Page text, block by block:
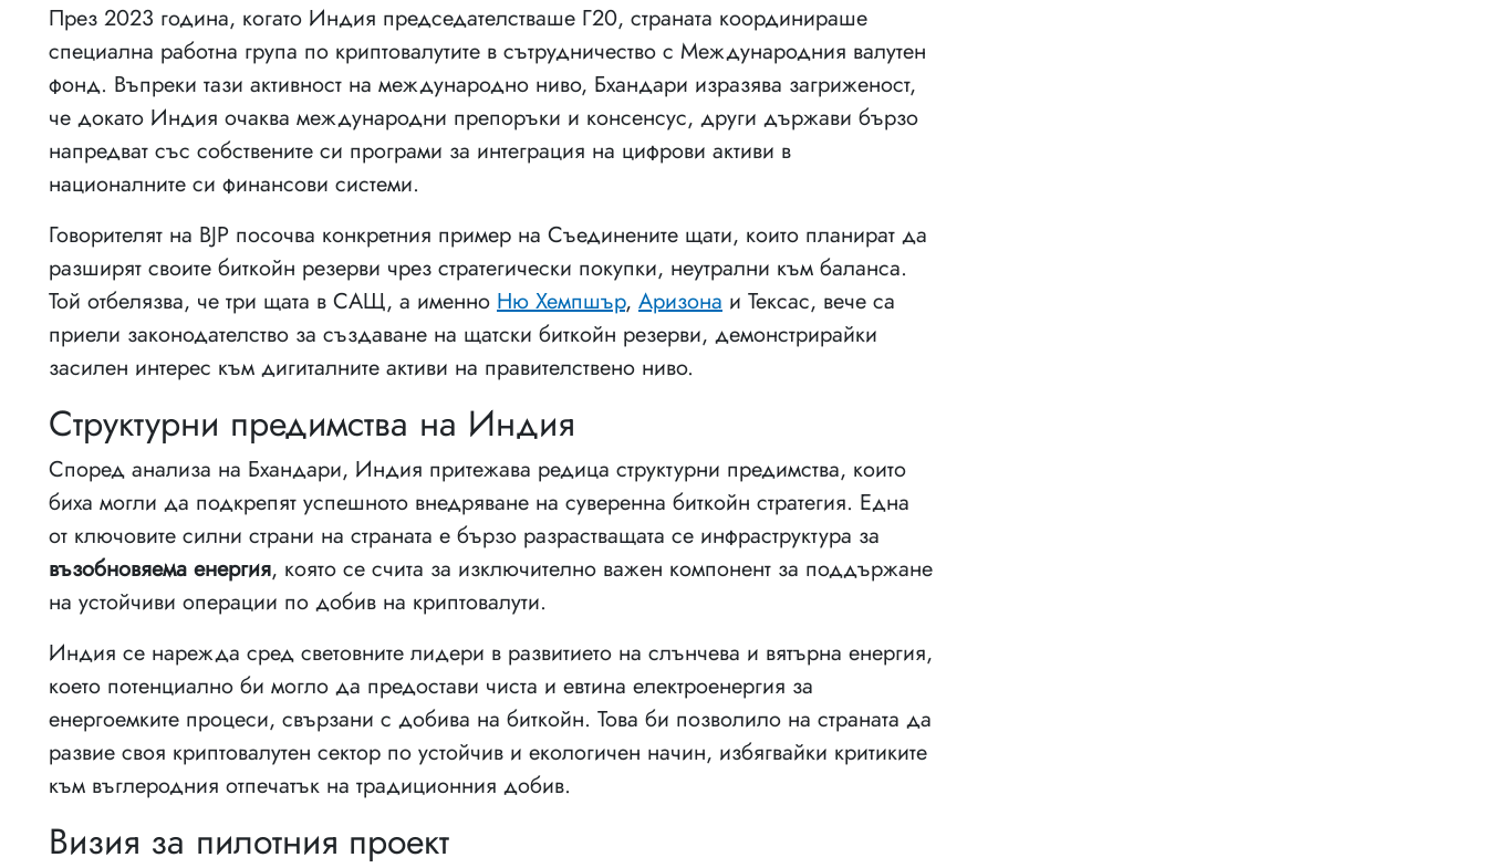
През 2023 година, когато Индия председателстваше Г20, страната координираше
специална работна група по криптовалутите в сътрудничество с Международния валутен
фонд. Въпреки тази активност на международно ниво, Бхандари изразява загриженост,
че докато Индия очаква международни препоръки и консенсус, други държави бързо
напредват със собствените си програми за интеграция на цифрови активи в
националните си финансови системи.
Говорителят на BJP посочва конкретния пример на Съединените щати, които планират да
разширят своите биткойн резерви чрез стратегически покупки, неутрални към баланса.
Той отбелязва, че три щата в САЩ, а именно Ню Хемпшър, Аризона и Тексас, вече са
приели законодателство за създаване на щатски биткойн резерви, демонстрирайки
засилен интерес към дигиталните активи на правителствено ниво.
Структурни предимства на Индия
Според анализа на Бхандари, Индия притежава редица структурни предимства, които
биха могли да подкрепят успешното внедряване на суверенна биткойн стратегия. Една
от ключовите силни страни на страната е бързо разрастващата се инфраструктура за
възобновяема енергия, която се счита за изключително важен компонент за поддържане
на устойчиви операции по добив на криптовалути.
Индия се нарежда сред световните лидери в развитието на слънчева и вятърна енергия,
което потенциално би могло да предостави чиста и евтина електроенергия за
енергоемките процеси, свързани с добива на биткойн. Това би позволило на страната да
развие своя криптовалутен сектор по устойчив и екологичен начин, избягвайки критиките
към въглеродния отпечатък на традиционния добив.
Визия за пилотния проект